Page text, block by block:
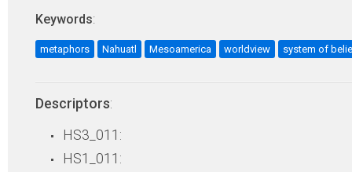
Keywords:
metaphors Nahuatl Mesoamerica worldview system of
Descriptors:
HS3_011:
HS1_011: